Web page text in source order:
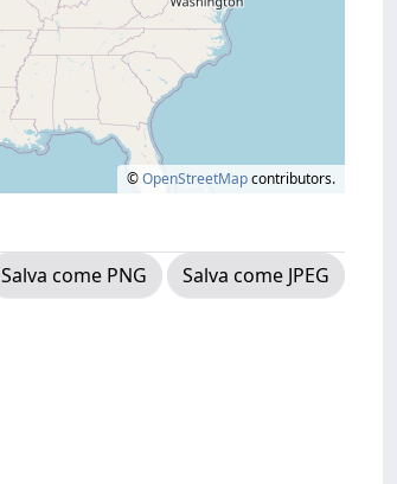
©OpenStreetMapcontributors.
Salva come PNG
Salva come JPEG